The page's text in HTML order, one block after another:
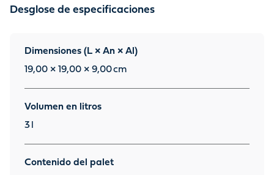
Desglose de especificaciones
Dimensiones (L × An × Al)
19,00 × 19,00 × 9,00cm
Volumen en litros
3
Contenido del palet